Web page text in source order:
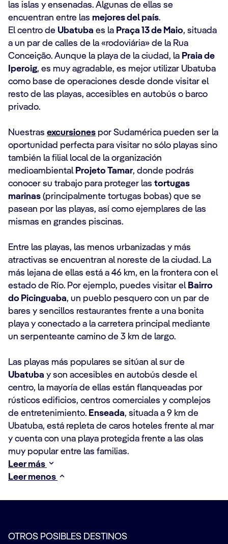
las islas y ensenadas. Algunas de ellas se
encuentran entre las mejores del país.
El centro de Ubatuba es la Praça 13 de Maio, situada
a un par de calles de la «rodoviária» de la Rua
Conceição. Aunque la playa de la ciudad, la Praia de
Iperoig, es muy agradable, es mejor utilizar Ubatuba
como base de operaciones desde donde visitar el
resto de las playas, accesibles en autobús o barco
privado.
Nuestras excursiones por Sudamérica pueden ser la
oportunidad perfecta para visitar no sólo playas sino
también la filial local de la organización
medioambiental Projeto Tamar, donde podrás
conocer su trabajo para proteger las tortugas
marinas (principalmente tortugas bobas) que se
pasean por las playas, así como ejemplares de las
mismas en grandes piscinas.
Entre las playas, las menos urbanizadas y más
atractivas se encuentran al noreste de la ciudad. La
más lejana de ellas está a 46 km, en la frontera con el
estado de Río. Por ejemplo, puedes visitar el Bairro
do Picinguaba, un pueblo pesquero con un par de
bares y sencillos restaurantes frente a una bonita
playa y conectado a la carretera principal mediante
un serpenteante camino de 3 km de largo.
Las playas más populares se sitúan al sur de
Ubatuba ​ y son accesibles en autobús desde el
centro, la mayoría de ellas están flanqueadas por
rústicos edificios, centros comerciales y complejos
de entretenimiento. Enseada, situada a 9 km de
Ubatuba, está repleta de caros hoteles frente al mar
y cuenta con una playa protegida frente a las olas
muy popular entre las familias.
Leer más
Leer menos
OTROS POSIBLES DESTINOS